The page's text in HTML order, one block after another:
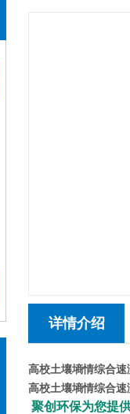
详情介绍
高校土壤墒情综合速
高校土壤墒情综合速
聚创环保为您提